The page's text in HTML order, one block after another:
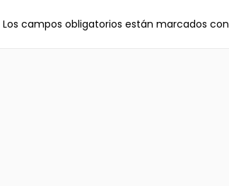
Los campos obligatorios están marcados con